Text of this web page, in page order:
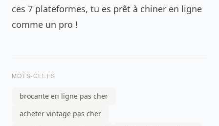
ces 7 plateformes, tu es prêt à chiner en ligne
comme un pro !
MOTS-CLEFS
brocante en ligne pas cher
acheter vintage pas cher